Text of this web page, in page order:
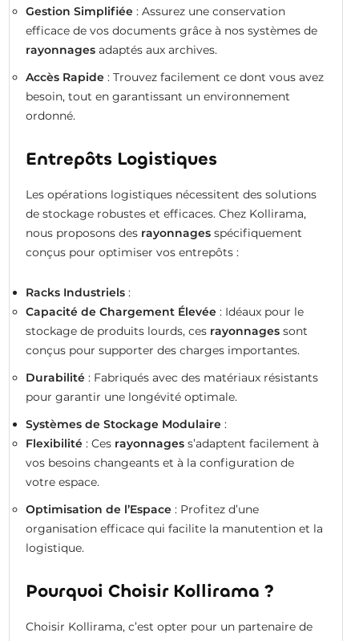
Gestion Simplifiée: Assurez une conservation
efficace de vos documents grâce à nos systèmes de
rayonnagesadaptés aux archives.
Accès Rapide: Trouvez facilement ce dont vous avez
besoin, tout en garantissant un environnement
ordonné.
Entrepôts Logistiques
Les opérations logistiques nécessitent des solutions
de stockage robustes et efficaces. Chez Kollirama,
nous proposons des rayonnagesspécifiquement
conçus pour optimiser vos entrepôts :
Racks Industriels:
Capacité de Chargement Élevée: Idéaux pour le
stockage de produits lourds, ces rayonnagessont
conçus pour supporter des charges importantes.
Durabilité: Fabriqués avec des matériaux résistants
pour garantir une longévité optimale.
Systèmes de Stockage Modulaire:
Flexibilité: Ces rayonnagess’adaptent facilement à
vos besoins changeants et à la configuration de
votre espace.
Optimisation de l’Espace: Profitez d’une
organisation efficace qui facilite la manutention et la
logistique.
Pourquoi Choisir Kollirama ?
Choisir Kollirama, c’est opter pour un partenaire de